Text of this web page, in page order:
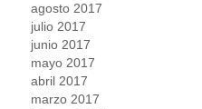
agosto 2017
julio 2017
junio 2017
mayo 2017
abril 2017
marzo 2017